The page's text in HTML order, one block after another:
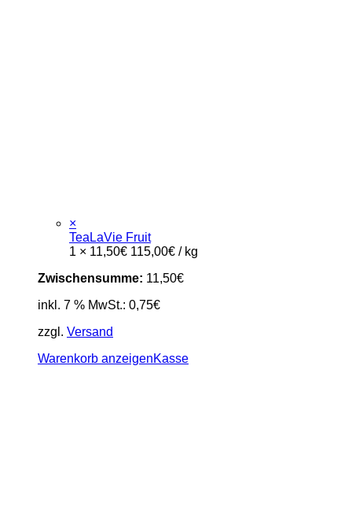
×
TeaLaVie Fruit
1 × 11,50€ 115,00€ / kg
Zwischensumme: 11,50€
inkl. 7 % MwSt.: 0,75€
zzgl. Versand
Warenkorb anzeigenKasse